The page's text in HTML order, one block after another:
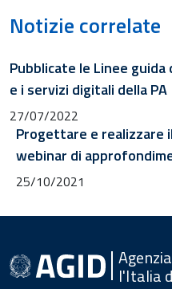
Notizie correlate
Pubblicate le Linee
e i servizi digitali della PA
27/07/2022
Progettare e realizzare
webinar di
25/10/2021
l'Italia